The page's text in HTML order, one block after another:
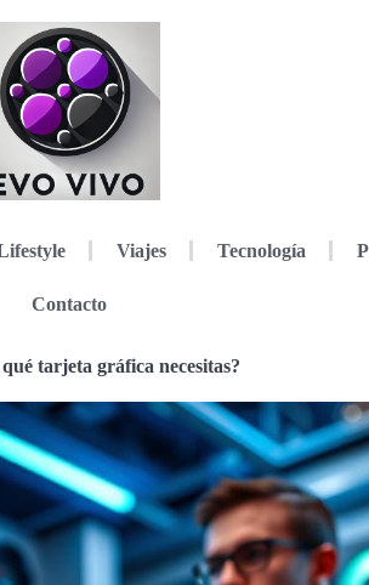
Viajes Tecnología
Contacto
tarjeta gráfica necesitas?